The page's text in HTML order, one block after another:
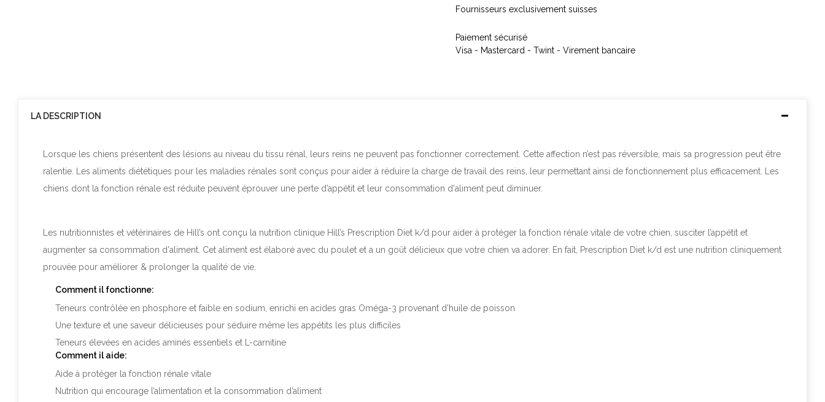
Fournisseurs exclusivement suisses
Paiement sécurisé
Visa - Mastercard - Twint - Virement bancaire
LA DESCRIPTION
Lorsque les chiens présentent des lésions au niveau du tissu rénal, leurs reins ne peuvent pas fonctionner correctement. Cette affection n’est pas réversible, mais sa progression peut être
ralentie. Les aliments diététiques pour les maladies rénales sont conçus pour aider à réduire la charge de travail des reins, leur permettant ainsi de fonctionnement plus efficacement. Les
chiens dont la fonction rénale est réduite peuvent éprouver une perte d’appétit et leur consommation d'aliment peut diminuer.
Les nutritionnistes et vétérinaires de Hill’s ont conçu la nutrition clinique Hill’s Prescription Diet k/d pour aider à protéger la fonction rénale vitale de votre chien, susciter l’appétit et
augmenter sa consommation d'aliment. Cet aliment est élaboré avec du poulet et a un goût délicieux que votre chien va adorer. En fait, Prescription Diet k/d est une nutrition cliniquement
prouvée pour améliorer & prolonger la qualité de vie.
Comment il fonctionne:
Teneurs contrôlée en phosphore et faible en sodium, enrichi en acides gras Oméga-3 provenant d'huile de poisson
Une texture et une saveur délicieuses pour séduire même les appétits les plus difficiles
Teneurs élevées en acides aminés essentiels et L-carnitine
Comment il aide:
Aide à protéger la fonction rénale vitale
Nutrition qui encourage l’alimentation et la consommation d’aliment